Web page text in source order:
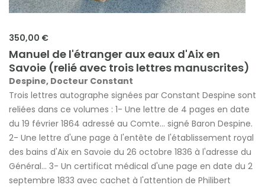
350,00 €
Manuel de l'étranger aux eaux d'Aix en
Savoie (relié avec trois lettres manuscrites)
Despine, Docteur Constant
Trois lettres autographe signées par Constant Despine sont
reliées dans ce volumes : 1- Une lettre de 4 pages en date
du 19 février 1864 adressé au Comte... signé Baron Despine.
2- Une lettre d'une page à l'entête de l'établissement royal
des bains d'Aix en Savoie du 26 octobre 1836 à l'adresse du
Général... 3- Un certificat médical d'une page en date du 2
septembre 1833 avec cachet à l'attention de Philibert